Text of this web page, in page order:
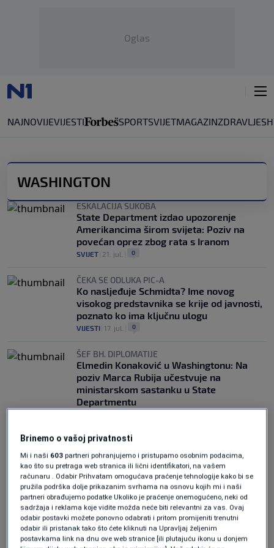
Oglas
NAJNOVIJEVIJESTI SPORTSVIJETMAGAZINZDRAVLJE
WASHINGTON
ESKALACIJA SUKOBA
State Department izdao upozorenje
Amerikancima širom svijeta: Poziv na
povećan oprez zbog rata s Iranom
SVIJET 21. jul. 0
ČEKA SE ODLUKA PIC-A
Ko nasljeđuje Schmidta? Ime novog
visokog predstavnika se krije od javnosti,
poznato ko ima ključnu ulogu
VIJESTI 17. jul. 0
ŠEF BH. DIPLOMATIJE
Elmedin Konaković u Washingtonu: Na
poziv Marca Rubija učestvuje na
ministarskom sastanku u State
Departmentu
Oglas
Brinemo o vašoj privatnosti
Mi i naši 603 partneri pohranjujemo i pristupamo osobnim podacima,
kao što su pretraga web stranica ili lični identifikatori, na vašem
računaru . Odabir Prihvatam omogućava praćenje tehnologije kako bi se
pružila podrška dolje prikazanim svrhama na osnovu kojih mi i naši
partneri obrađujemo podatke Ukoliko je praćenje onemogućeno, neki od
sadržaja i reklama koje vidite možda neće biti relevantni za vas. Ovaj
odabir postavki možete ponovno odabrati i pritom promijeniti trenutni
odabir ili pristanak tako što ćete kliknuti na Upravljaj željenim
postavkama link na dnu ove web stranice [ili plutajuću ikonu u donjem